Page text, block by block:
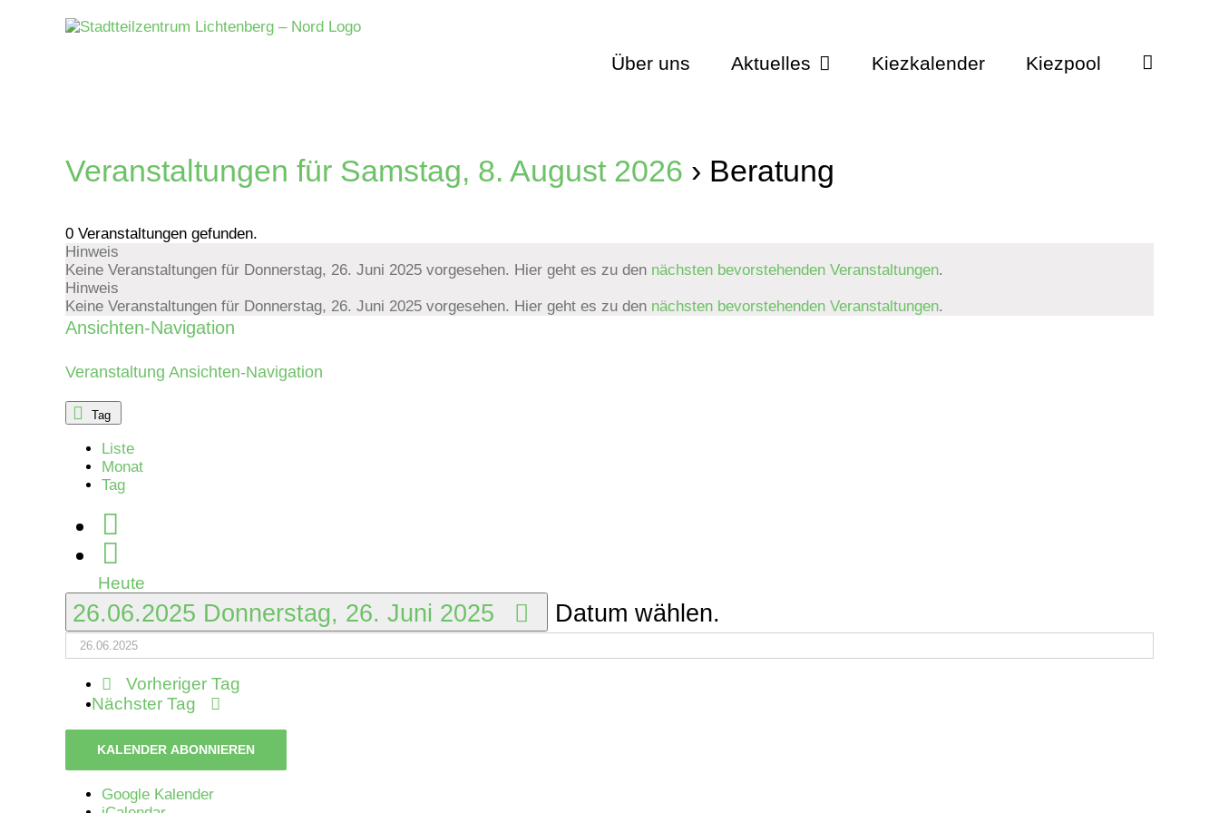
Über uns Aktuelles Kiezkalender Kiezpool
Veranstaltungen für Samstag, 8. August 2026 › Beratung
0 Veranstaltungen gefunden.
Veranstaltungen
für
Donnerstag,
Juni
2025
Hinweis
Keine Veranstaltungen für Donnerstag, 26. Juni 2025 vorgesehen. Hier geht es zu den nächsten bevorstehenden Veranstaltungen.
Hinweis
Keine Veranstaltungen für Donnerstag, 26. Juni 2025 vorgesehen. Hier geht es zu den nächsten bevorstehenden Veranstaltungen.
Ansichten-Navigation
Veranstaltung Ansichten-Navigation
Tag
Liste
Monat
Tag
Heute
26.06.2025 Donnerstag, 26. Juni 2025 Datum wählen.
Vorheriger Tag
Nächster Tag
KALENDER ABONNIEREN
Google Kalender